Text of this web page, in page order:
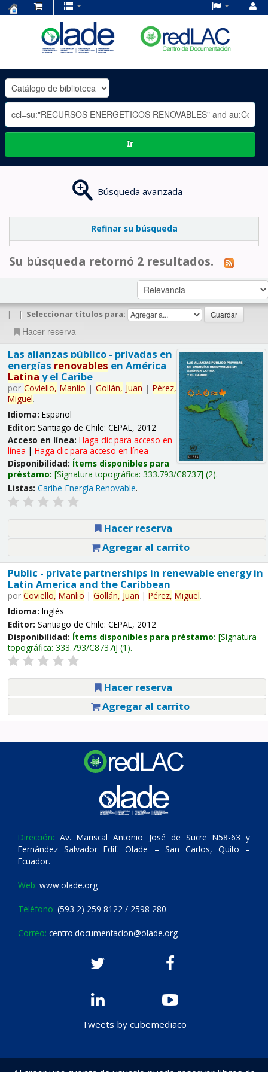
OLADE
-
Ir
Búsqueda avanzada
Refinar su búsqueda
Su búsqueda retornó 2 resultados.
| | Seleccionar títulos para:
Hacer reserva
Las alianzas público - privadas en
energías renovables en América
Latina y el Caribe
por Coviello, Manlio | Gollán, Juan | Pérez,
Miguel.
Idioma: Español
Editor: Santiago de Chile: CEPAL, 2012
Acceso en línea: Haga clic para acceso en
línea | Haga clic para acceso en línea
Disponibilidad: Ítems disponibles para
préstamo: Signatura topográfica: 333.793/C8737 (2).
Listas: Caribe-Energía Renovable.
Hacer reserva
Agregar al carrito
Public - private partnerships in renewable energy in
Latin America and the Caribbean
por Coviello, Manlio | Gollán, Juan | Pérez, Miguel.
Idioma: Inglés
Editor: Santiago de Chile: CEPAL, 2012
Disponibilidad: Ítems disponibles para préstamo: Signatura
topográfica: 333.793/C8737i (1).
Hacer reserva
Agregar al carrito
Dirección: Av. Mariscal Antonio José de Sucre N58-63 y
Fernández Salvador Edif. Olade – San Carlos, Quito –
Ecuador.
Web: www.olade.org
Teléfono: (593 2) 259 8122 / 2598 280
Correo: centro.documentacion@olade.org
Tweets by cubemediaco